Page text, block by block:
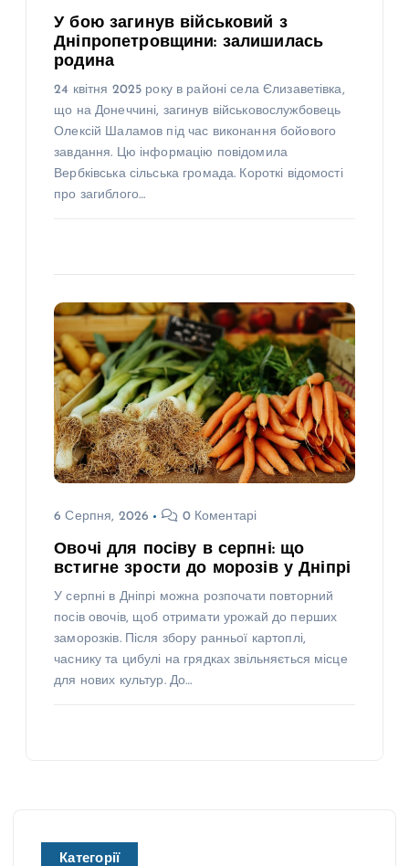
У бою загинув військовий з
Дніпропетровщини: залишилась
родина
24 квітня 2025 року в районі села Єлизаветівка,
що на Донеччині, загинув військовослужбовець
Олексій Шаламов під час виконання бойового
завдання. Цю інформацію повідомила
Вербківська сільська громада. Короткі відомості
про загиблого…
6 Серпня, 2026 0 Коментарі
Овочі для посіву в серпні: що
встигне зрости до морозів у Дніпрі
У серпні в Дніпрі можна розпочати повторний
посів овочів, щоб отримати урожай до перших
заморозків. Після збору ранньої картоплі,
часнику та цибулі на грядках звільняється місце
для нових культур. До…
Категорії